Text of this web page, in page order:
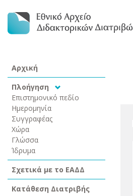
Αρχική
Πλοήγηση
Επιστημονικό πεδίο
Ημερομηνία
Συγγραφέας
Χώρα
Γλώσσα
Ίδρυμα
Σχετικά με το ΕΑΔΔ
Κατάθεση Διατριβής